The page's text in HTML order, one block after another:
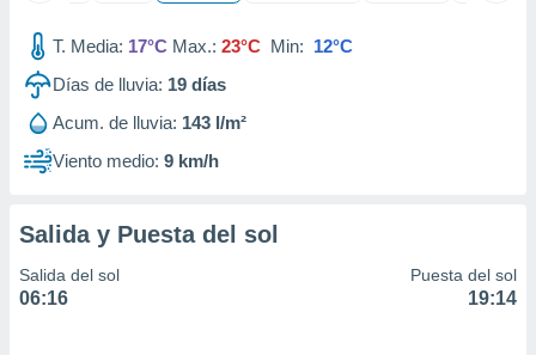
e
publicidad
publicidad
de
T. Media: 17°C Max.: 23°C Min: 12°C
Días de lluvia: 19 días
Acum. de lluvia: 143 l/m²
Viento medio: 9 km/h
Salida y Puesta del sol
Salida del sol
06:16
Puesta del sol
19:14